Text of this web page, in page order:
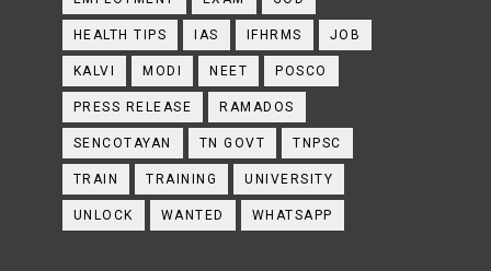
HEALTH TIPS IAS IFHRMS JOB
KALVI MODI NEET POSCO
PRESS RELEASE RAMADOS
SENCOTAYAN TN GOVT TNPSC
TRAIN TRAINING UNIVERSITY
UNLOCK WANTED WHATSAPP